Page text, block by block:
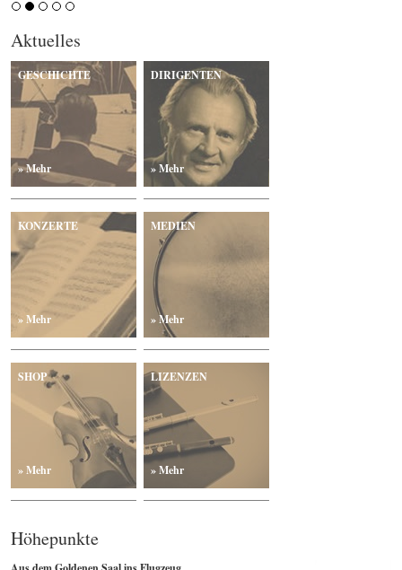
Aktuelles
GESCHICHTE
» Mehr
DIRIGENTEN
» Mehr
KONZERTE
» Mehr
MEDIEN
» Mehr
SHOP
» Mehr
LIZENZEN
» Mehr
Höhepunkte